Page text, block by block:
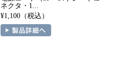
ネクタ・1...
¥1,100（税込）